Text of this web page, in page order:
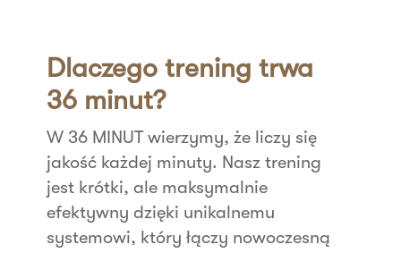
Dlaczego trening trwa
36 minut?
W 36 MINUT wierzymy, że liczy się
jakość każdej minuty. Nasz trening
jest krótki, ale maksymalnie
efektywny dzięki unikalnemu
systemowi, który łączy nowoczesną